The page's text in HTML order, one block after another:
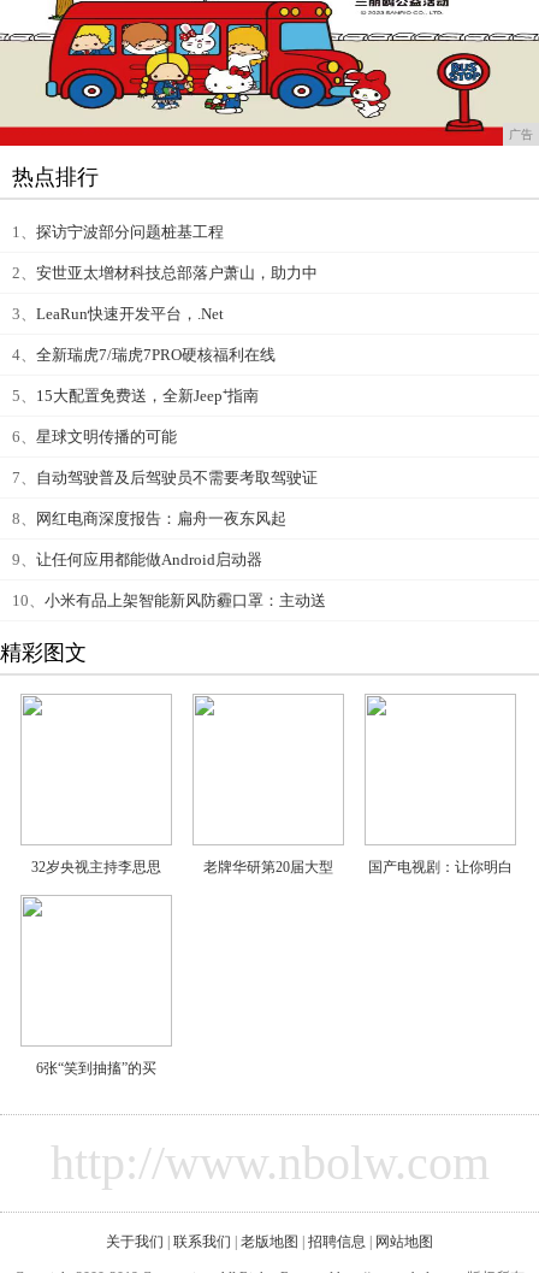
广告
热点排行
1、 探访宁波部分问题桩基工程
2、 安世亚太增材科技总部落户萧山，助力中
3、 LeaRun快速开发平台，.Net
4、 全新瑞虎7/瑞虎7PRO硬核福利在线
5、 15大配置免费送，全新Jeep⁺指南
6、 星球文明传播的可能
7、 自动驾驶普及后驾驶员不需要考取驾驶证
8、 网红电商深度报告：扁舟一夜东风起
9、 让任何应用都能做Android启动器
10、 小米有品上架智能新风防霾口罩：主动送
精彩图文
32岁央视主持李思思 老牌华研第20届大型 国产电视剧：让你明白
6张“笑到抽搐”的买
http://www.nbolw.com
关于我们 联系我们 老版地图 招聘信息 网站地图